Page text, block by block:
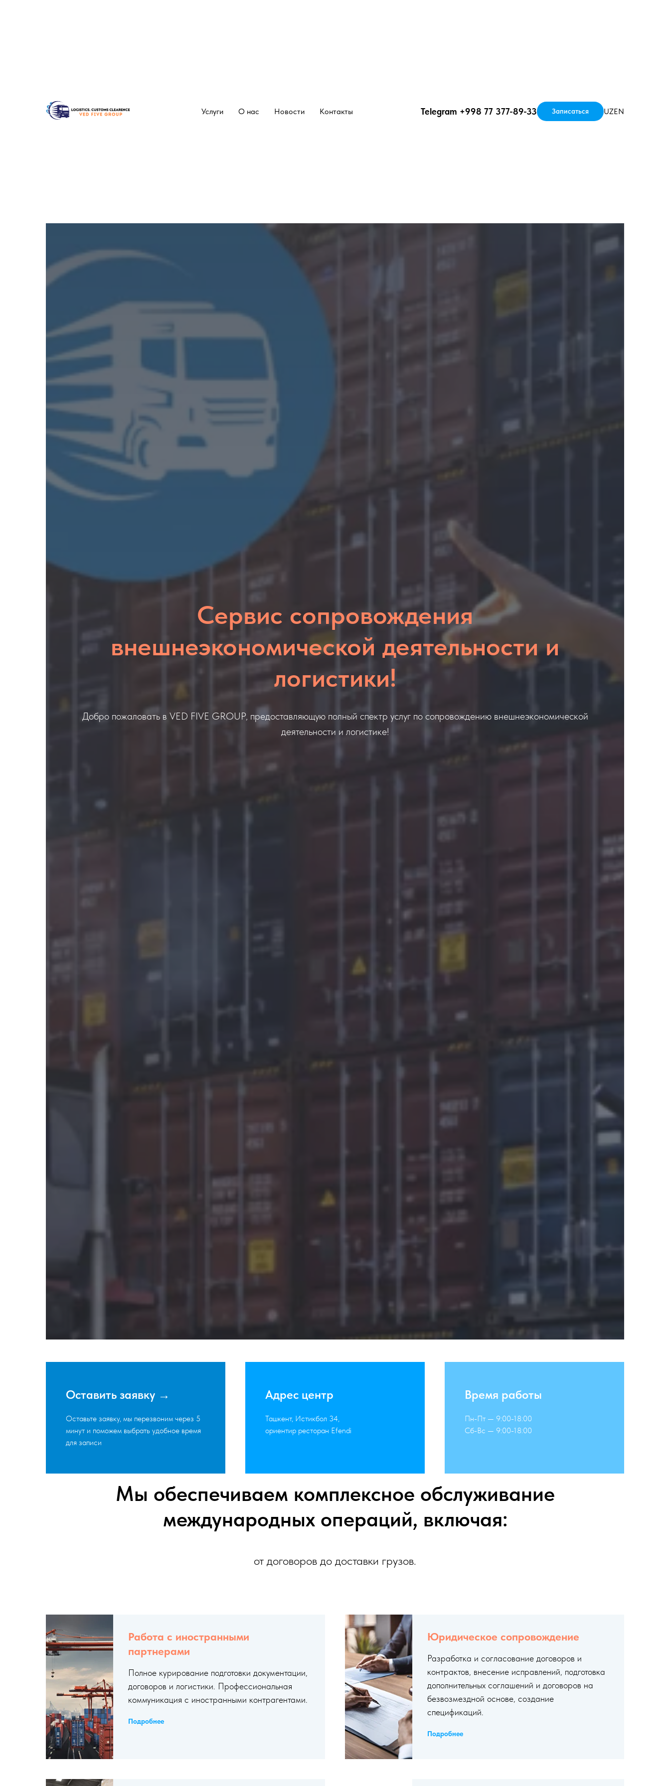
Услуги О нас Новости Контакты Telegram +998 77 377-89-33 Записаться UZEN
Сервис сопровождения
внешнеэкономической деятельности и
логистики!
Добро пожаловать в VED FIVE GROUP, предоставляющую полный спектр услуг по сопровождению внешнеэкономической
деятельности и логистике!
Оставить заявку →
Оставьте заявку, мы перезвоним через 5
минут и поможем выбрать удобное время
для записи
Адрес центр
Ташкент, Истикбол 34,
ориентир ресторан Efendi
Время работы
Пн-Пт — 9:00-18:00
Сб-Вс — 9:00-18:00
Мы обеспечиваем комплексное обслуживание
международных операций, включая:
от договоров до доставки грузов.
Работа с иностранными
партнерами
Полное курирование подготовки документации,
договоров и логистики. Профессиональная
коммуникация с иностранными контрагентами.
Подробнее
Юридическое сопровождение
Разработка и согласование договоров и
контрактов, внесение исправлений, подготовка
дополнительных соглашений и договоров на
безвозмездной основе, создание
спецификаций.
Подробнее